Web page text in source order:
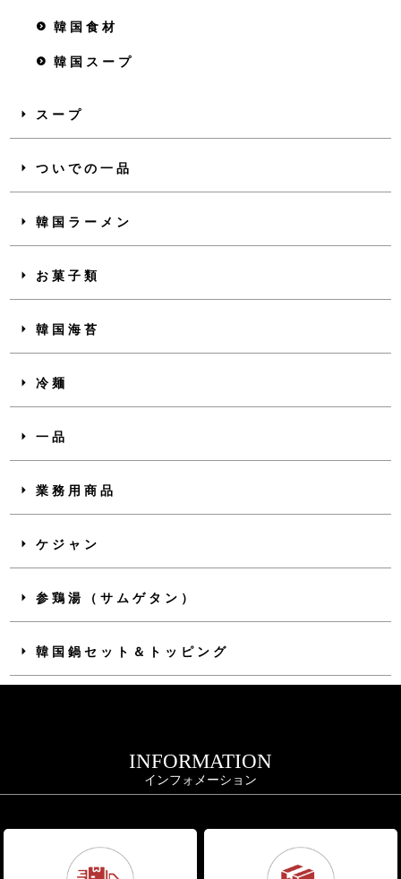
韓国食材
韓国スープ
スープ
ついでの一品
韓国ラーメン
お菓子類
韓国海苔
冷麺
一品
業務用商品
ケジャン
参鶏湯（サムゲタン）
韓国鍋セット＆トッピング
INFORMATION
インフォメーション